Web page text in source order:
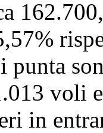
punta
voli
in